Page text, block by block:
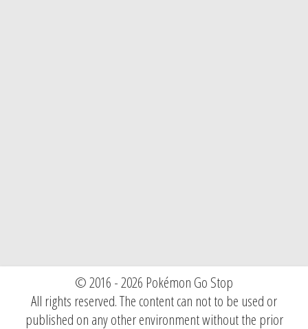
© 2016 - 2026 Pokémon Go Stop
All rights reserved. The content can not to be used or
published on any other environment without the prior